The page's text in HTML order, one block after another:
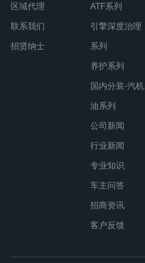
区域代理
联系我们
招贤纳士
ATF系列
引擎深度治理
系列
养护系列
国内分装-汽机
油系列
公司新闻
行业新闻
专业知识
车主问答
招商资讯
客户反馈